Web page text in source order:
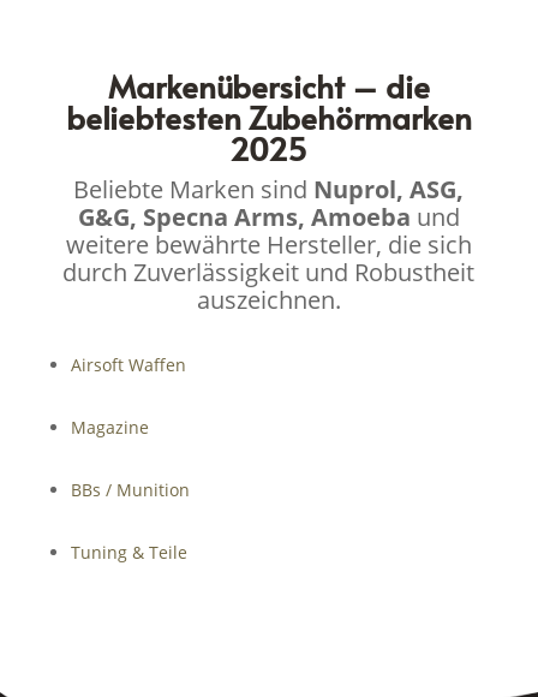
Markenübersicht – die
beliebtesten Zubehörmarken
2025
Beliebte Marken sind Nuprol, ASG,
G&G, Specna Arms, Amoeba und
weitere bewährte Hersteller, die sich
durch Zuverlässigkeit und Robustheit
auszeichnen.
Airsoft Waffen
Magazine
BBs / Munition
Tuning & Teile